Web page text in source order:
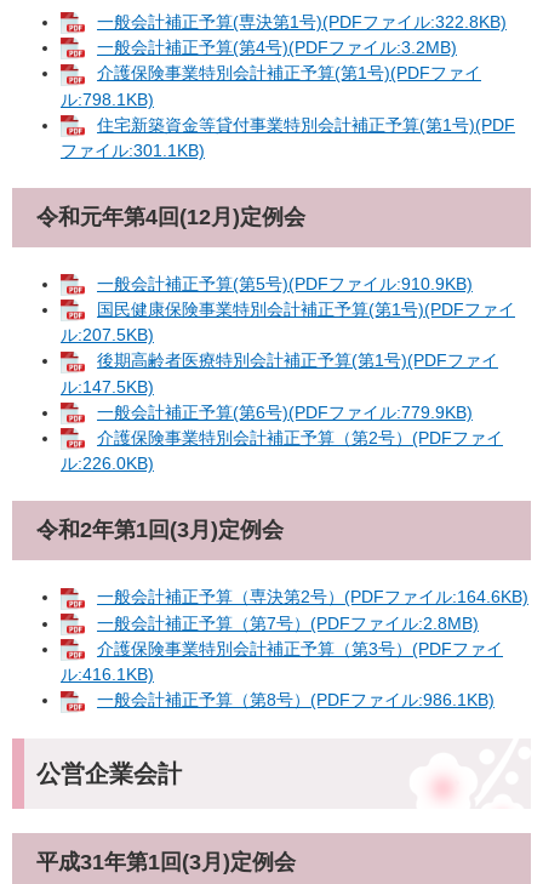
一般会計補正予算(専決第1号)(PDFファイル:322.8KB)
一般会計補正予算(第4号)(PDFファイル:3.2MB)
介護保険事業特別会計補正予算(第1号)(PDFファイ
ル:798.1KB)
住宅新築資金等貸付事業特別会計補正予算(第1号)(PDF
ファイル:301.1KB)
令和元年第4回(12月)定例会
一般会計補正予算(第5号)(PDFファイル:910.9KB)
国民健康保険事業特別会計補正予算(第1号)(PDFファイ
ル:207.5KB)
後期高齢者医療特別会計補正予算(第1号)(PDFファイ
ル:147.5KB)
一般会計補正予算(第6号)(PDFファイル:779.9KB)
介護保険事業特別会計補正予算（第2号）(PDFファイ
ル:226.0KB)
令和2年第1回(3月)定例会
一般会計補正予算（専決第2号）(PDFファイル:164.6KB)
一般会計補正予算（第7号）(PDFファイル:2.8MB)
介護保険事業特別会計補正予算（第3号）(PDFファイ
ル:416.1KB)
一般会計補正予算（第8号）(PDFファイル:986.1KB)
公営企業会計
平成31年第1回(3月)定例会